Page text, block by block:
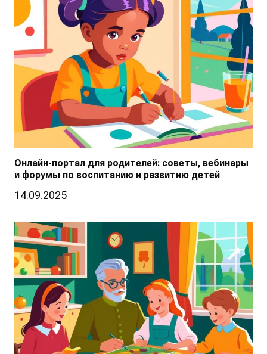
Онлайн-портал для родителей: советы, вебинары
и форумы по воспитанию и развитию детей
14.09.2025